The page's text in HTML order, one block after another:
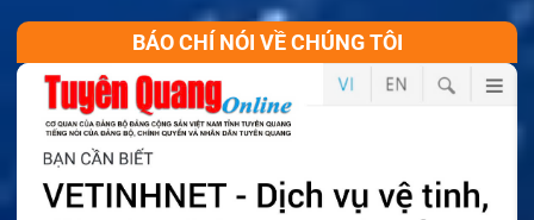
BÁO CHÍ NÓI VỀ CHÚNG TÔI